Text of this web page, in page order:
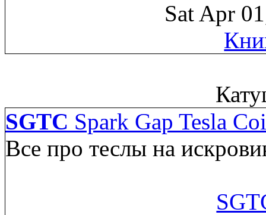
Sat Apr
SGTC Spark Gap Tesla
Все про теслы на